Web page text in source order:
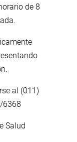
de 8
al (011)
6368
Salud